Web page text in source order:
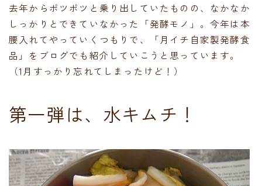
去年からポツポツと乗り出していたものの、なかなか
しっかりとできていなかった「発酵モノ」。今年は本
腰入れてやっていくつもりで、「月イチ自家製発酵食
品」をブログでも紹介していこうと思っています。
（1月すっかり忘れてしまったけど！）
第一弾は、水キムチ！